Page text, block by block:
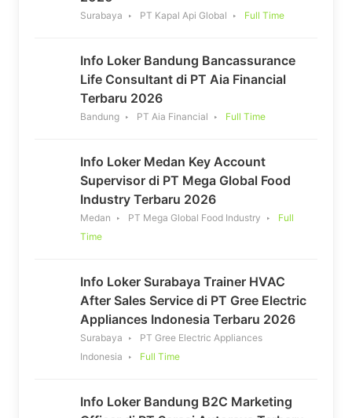
Surabaya PT Kapal Api Global Full Time
Info Loker Bandung Bancassurance
Life Consultant di PT Aia Financial
Terbaru 2026
Bandung PT Aia Financial Full Time
Info Loker Medan Key Account
Supervisor di PT Mega Global Food
Industry Terbaru 2026
Medan PT Mega Global Food Industry
Full
Time
Info Loker Surabaya Trainer HVAC
After Sales Service di PT Gree Electric
Appliances Indonesia Terbaru 2026
Surabaya
PT Gree Electric Appliances
Indonesia
Full Time
Info Loker Bandung B2C Marketing